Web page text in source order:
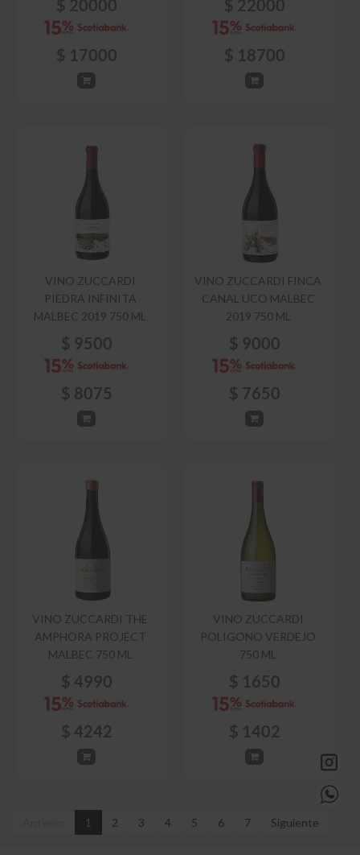
$ 20000
$ 17000
$ 22000
$ 18700
VINO ZUCCARDI
PIEDRA INFINITA
MALBEC 2019 750 ML
$ 9500
$ 8075
VINO ZUCCARDI FINCA
CANAL UCO MALBEC
2019 750 ML
$ 9000
$ 7650
VINO ZUCCARDI THE
AMPHORA PROJECT
MALBEC 750 ML
$ 4990
$ 4242
VINO ZUCCARDI
POLIGONO VERDEJO
750 ML
$ 1650
$ 1402
1 2 3 4 5 6 7 Siguiente